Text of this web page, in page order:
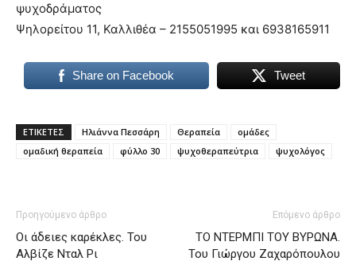
ψυχοδράματος
Ψηλορείτου 11, Καλλιθέα – 2155051995 και 6938165911
Share on Facebook Tweet
ΕΤΙΚΕΤΕΣ Ηλιάννα Πεσσάρη Θεραπεία
ομάδες
ομαδική θεραπεία
φύλλο 30 ψυχοθεραπεύτρια ψυχολόγος
Προηγούμενο άρθρο
Οι άδειες καρέκλες. Του
Αλβίζε Νταλ Ρι
Επόμενο άρθρο
ΤΟ ΝΤΕΡΜΠΙ ΤΟΥ ΒΥΡΩΝΑ.
Του Γιώργου Ζαχαρόπουλου